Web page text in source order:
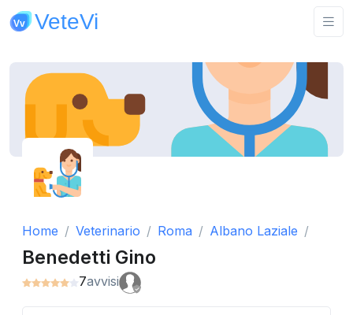
Home Veterinario Roma Albano Laziale
Benedetti Gino
7avvisi